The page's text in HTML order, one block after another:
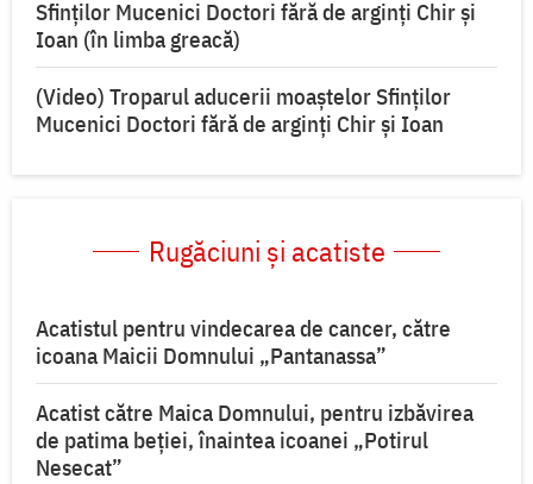
Sfinților Mucenici Doctori fără de arginți Chir și
Ioan (în limba greacă)
(Video) Troparul aducerii moaștelor Sfinților
Mucenici Doctori fără de arginți Chir și Ioan
Rugăciuni și acatiste
Acatistul pentru vindecarea de cancer, către
icoana Maicii Domnului „Pantanassa”
Acatist către Maica Domnului, pentru izbăvirea
de patima beției, înaintea icoanei „Potirul
Nesecat”